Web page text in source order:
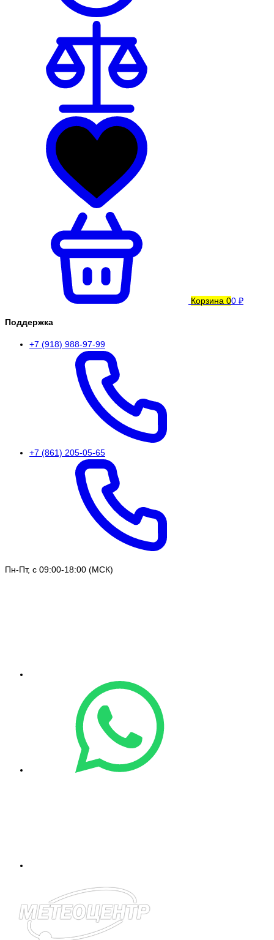
Корзина 00 ₽
Поддержка
+7 (918) 988-97-99
+7 (861) 205-05-65
Пн-Пт, с 09:00-18:00 (МСК)